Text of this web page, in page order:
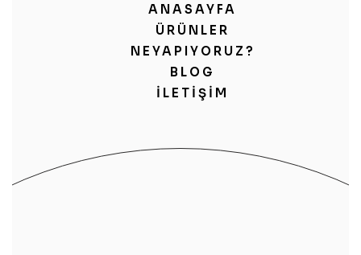
ANASAYFA
ÜRÜNLER
NEYAPIYORUZ?
BLOG
İLETIŞIM